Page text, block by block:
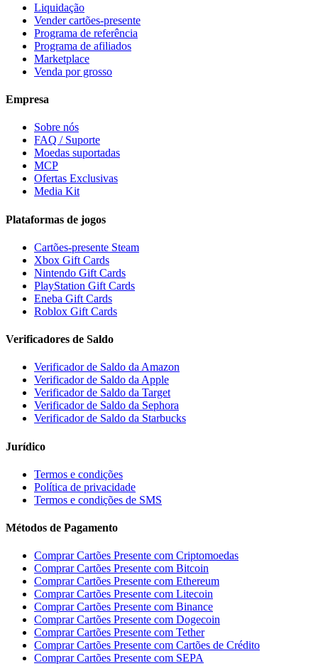
Liquidação
Vender cartões-presente
Programa de referência
Programa de afiliados
Marketplace
Venda por grosso
Empresa
Sobre nós
FAQ / Suporte
Moedas suportadas
MCP
Ofertas Exclusivas
Media Kit
Plataformas de jogos
Cartões-presente Steam
Xbox Gift Cards
Nintendo Gift Cards
PlayStation Gift Cards
Eneba Gift Cards
Roblox Gift Cards
Verificadores de Saldo
Verificador de Saldo da Amazon
Verificador de Saldo da Apple
Verificador de Saldo da Target
Verificador de Saldo da Sephora
Verificador de Saldo da Starbucks
Jurídico
Termos e condições
Política de privacidade
Termos e condições de SMS
Métodos de Pagamento
Comprar Cartões Presente com Criptomoedas
Comprar Cartões Presente com Bitcoin
Comprar Cartões Presente com Ethereum
Comprar Cartões Presente com Litecoin
Comprar Cartões Presente com Binance
Comprar Cartões Presente com Dogecoin
Comprar Cartões Presente com Tether
Comprar Cartões Presente com Cartões de Crédito
Comprar Cartões Presente com SEPA